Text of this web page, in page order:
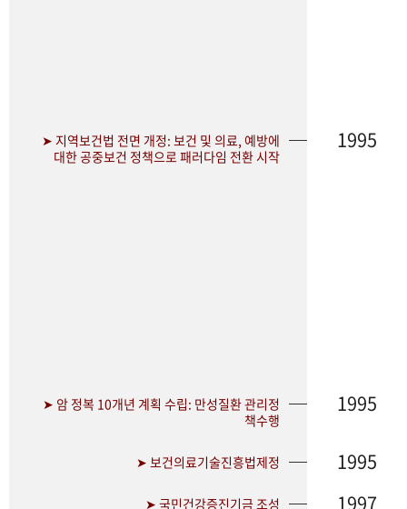
➤ 지역보건법 전면 개정: 보건 및 의료, 예방에
대한 공중보건 정책으로 패러다임 전환 시작
1995
➤ 암 정복 10개년 계획 수립: 만성질환 관리정
책수행
1995
➤ 보건의료기술진흥법제정 1995
➤ 국민건강증진기금 조성 1997